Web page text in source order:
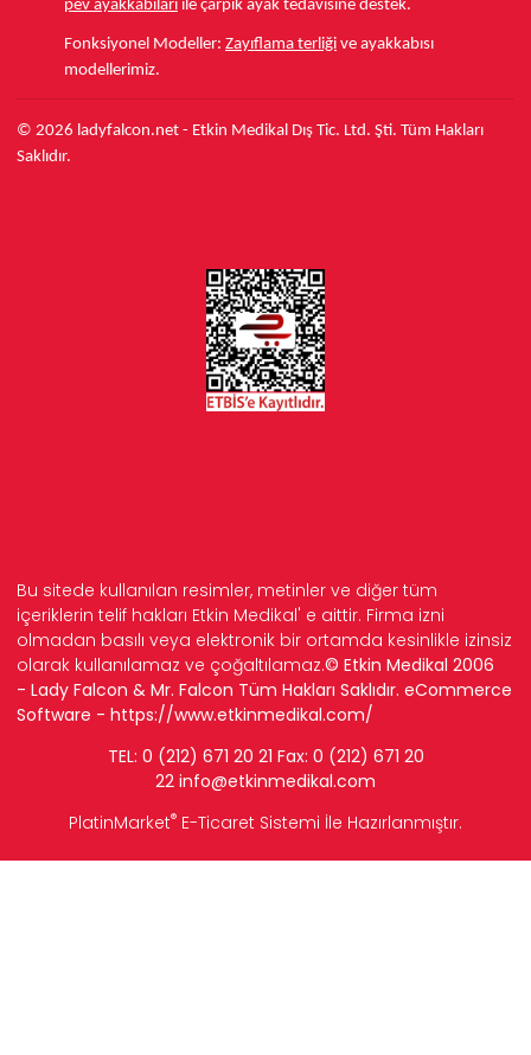
pev ayakkabıları ile çarpık ayak tedavisine destek.
Fonksiyonel Modeller: Zayıflama terliği ve ayakkabısı
modellerimiz.
© 2026 ladyfalcon.net - Etkin Medikal Dış Tic. Ltd. Şti. Tüm Hakları
Saklıdır.
Bu sitede kullanılan resimler, metinler ve diğer tüm
içeriklerin telif hakları Etkin Medikal' e aittir. Firma izni
olmadan basılı veya elektronik bir ortamda kesinlikle izinsiz
olarak kullanılamaz ve çoğaltılamaz.© Etkin Medikal 2006
- Lady Falcon & Mr. Falcon Tüm Hakları Saklıdır. eCommerce
Software - https://www.etkinmedikal.com/
TEL: 0 (212) 671 20 21 Fax: 0 (212) 671 20
22 info@etkinmedikal.com
PlatinMarket® E-Ticaret Sistemi İle Hazırlanmıştır.